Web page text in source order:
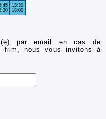
13:30
18:00
par email en cas de
film, nous vous invitons à